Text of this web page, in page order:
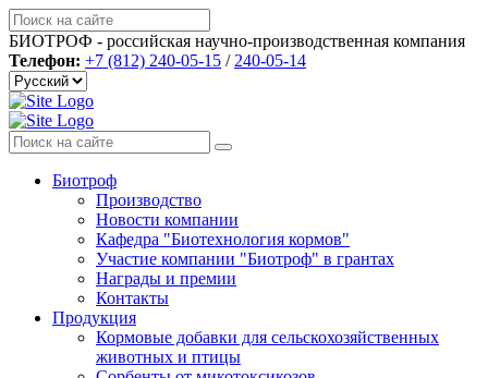
БИОТРОФ - российская научно-производственная компания
Телефон: +7 (812) 240-05-15 / 240-05-14
Биотроф
Производство
Новости компании
Кафедра "Биотехнология кормов"
Участие компании "Биотроф" в грантах
Награды и премии
Контакты
Продукция
Кормовые добавки для сельскохозяйственных
животных и птицы